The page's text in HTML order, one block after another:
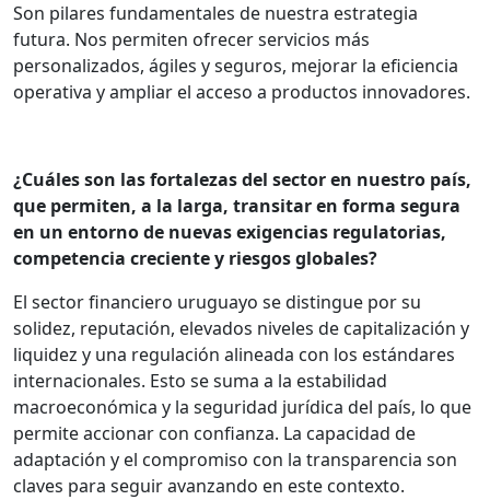
Son pilares fundamentales de nuestra estrategia
futura. Nos permiten ofrecer servicios más
personalizados, ágiles y seguros, mejorar la eficiencia
operativa y ampliar el acceso a productos innovadores.
¿Cuáles son las fortalezas del sector en nuestro país,
que permiten, a la larga, transitar en forma segura
en un entorno de nuevas exigencias regulatorias,
competencia creciente y riesgos globales?
El sector financiero uruguayo se distingue por su
solidez, reputación, elevados niveles de capitalización y
liquidez y una regulación alineada con los estándares
internacionales. Esto se suma a la estabilidad
macroeconómica y la seguridad jurídica del país, lo que
permite accionar con confianza. La capacidad de
adaptación y el compromiso con la transparencia son
claves para seguir avanzando en este contexto.